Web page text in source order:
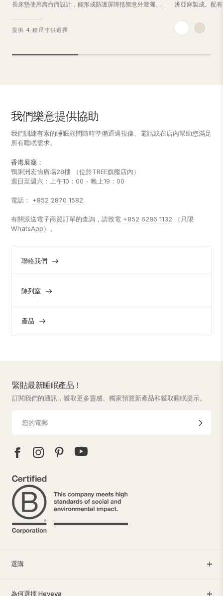
長床墊使用壽命而設計，能形成防護屏障抵禦意外潑灑、塵
提供 4 種尺寸供選擇
洲亞麻製成。配
枕頭套。
我們樂意提供協助
我們訓練有素的睡眠顧問隨時準備通過視像、電話或在店內幫助您滿足
所有睡眠需求。
香港展廳：
鴨脷洲宏怡廣場28樓 （位於TREE旗艦店內）
週日至週六：上午10：00 - 晚上19：00
電話： +852 2870 1582.
有關派送電子商貿訂單的查詢，請致電 +852 6286 1132 （只限
WhatsApp）。
聯絡我們
陳列室
產品
緊貼最新睡眠產品！
訂閱我們的通訊，獲取更多靈感、獨家預覽新產品和獲取睡眠提示。
選購
為何選擇 Heveya